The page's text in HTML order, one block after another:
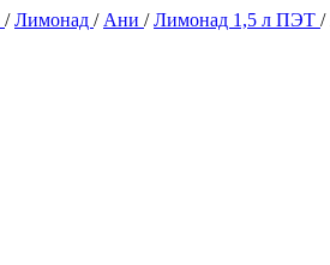
/Лимонад / Ани /Лимонад 1,5 л ПЭТ /